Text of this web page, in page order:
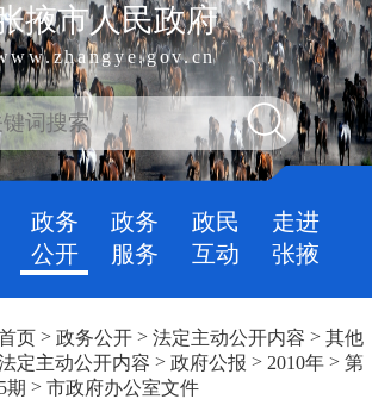
掖市人民政府
政务
公开
政务
服务
政民
互动
走进
张掖
页 >政务公开 >法定主动公开内容 >其他
定主动公开内容 >政府公报 > 2010年 >第
5期 >市政府办公室文件